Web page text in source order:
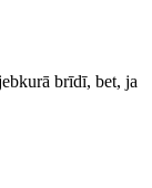
brīdī, bet, ja